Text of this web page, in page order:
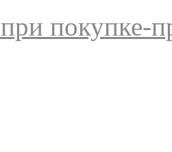
покупке-